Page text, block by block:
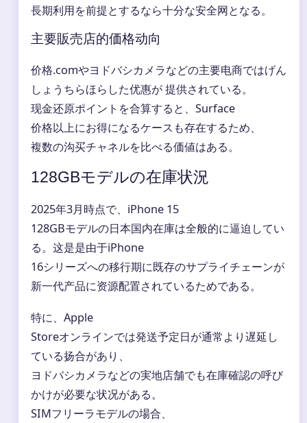
長期利用を前提とするなら十分な安全网となる。
主要販売店的価格动向
价格.comやヨドバシカメラなどの主要电商ではげん
しょうちらほらした优惠が 提供されている。
现金还原ポイントを合算すると、Surface
价格以上にお得になるケースも存在するため、
複数の沟买チャネルを比べる価値はある。
128GBモデルの在庫状況
2025年3月時点で、iPhone 15
128GBモデルの日本国内在庫は全般的に逼迫してい
る。这是是由于iPhone
16シリーズへの移行期に既存のサプライチェーンが
新一代产品に资源配置されているためである。
特に、Apple
Storeオンラインでは発送予定日が通常より遅延し
ている扬合があり、
ヨドバシカメラなどの実地店舗でも在庫確認の呼び
かけが必要な状况がある。
SIMフリーラモデルの場合、